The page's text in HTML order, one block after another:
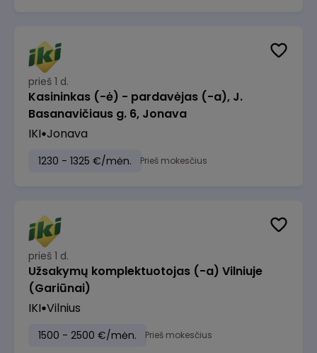
prieš 1 d.
Kasininkas (-ė) - pardavėjas (-a), J.
Basanavičiaus g. 6, Jonava
IKI Jonava
1230 - 1325 €/mėn. Prieš mokesčius
prieš 1 d.
Užsakymų komplektuotojas (-a) Vilniuje
(Gariūnai)
IKI Vilnius
1500 - 2500 €/mėn. Prieš mokesčius